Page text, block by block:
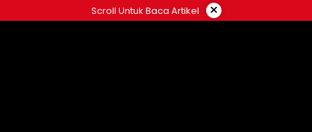
ke
Scroll Untuk Baca Artikel ×